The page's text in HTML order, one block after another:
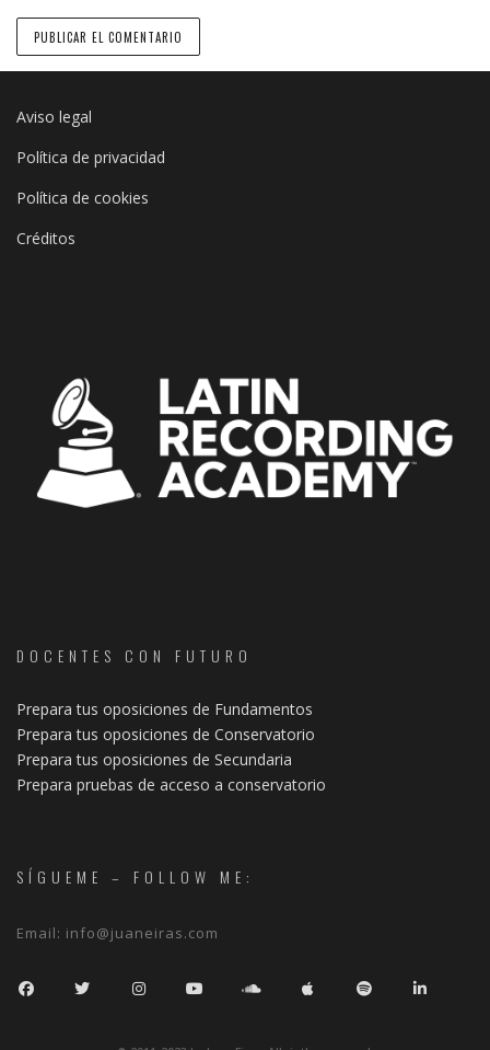
Aviso legal
Política de privacidad
Política de cookies
Créditos
DOCENTES CON FUTURO
Prepara tus oposiciones de Fundamentos
Prepara tus oposiciones de Conservatorio
Prepara tus oposiciones de Secundaria
Prepara pruebas de acceso a conservatorio
SÍGUEME – FOLLOW ME:
Email: info@juaneiras.com